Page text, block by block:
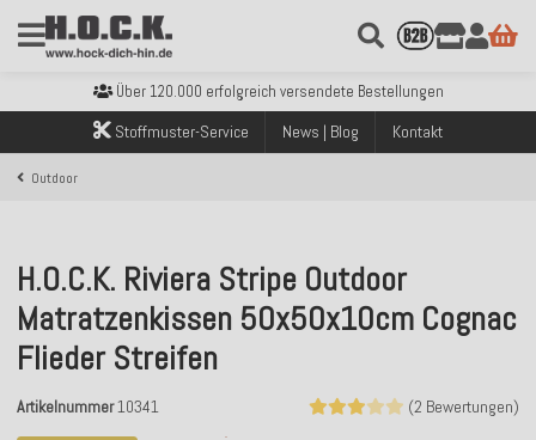
Über 120.000 erfolgreich versendete Bestellungen
Sicher bezahlen mit Klarna, PayPal & Amazon Pay
Kostenloser Versand innerhalb Deutschlands ab 99€ Bestellwert
Über 120.000 erfolgreich versendete Bestellungen
Stoffmuster-Service News | Blog Kontakt
Outdoor
H.O.C.K. Riviera Stripe Outdoor
Matratzenkissen 50x50x10cm Cognac
Flieder Streifen
(2 Bewertungen)
Artikelnummer10341